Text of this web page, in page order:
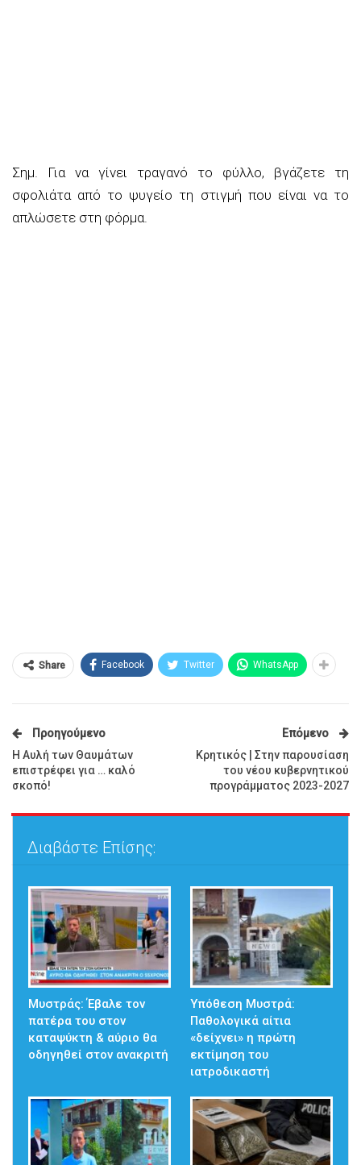
Σημ. Για να γίνει τραγανό το φύλλο, βγάζετε τη
σφολιάτα από το ψυγείο τη στιγμή που είναι να το
απλώσετε στη φόρμα.
Share Facebook Twitter WhatsApp
Προηγούμενο
Η Αυλή των Θαυμάτων
επιστρέφει για … καλό
σκοπό!
Επόμενο
Κρητικός | Στην παρουσίαση
του νέου κυβερνητικού
προγράμματος 2023-2027
Διαβάστε Επίσης:
Μυστράς: Έβαλε τον
πατέρα του στον
καταψύκτη & αύριο θα
οδηγηθεί στον ανακριτή
Υπόθεση Μυστρά:
Παθολογικά αίτια
«δείχνει» η πρώτη
εκτίμηση του
ιατροδικαστή